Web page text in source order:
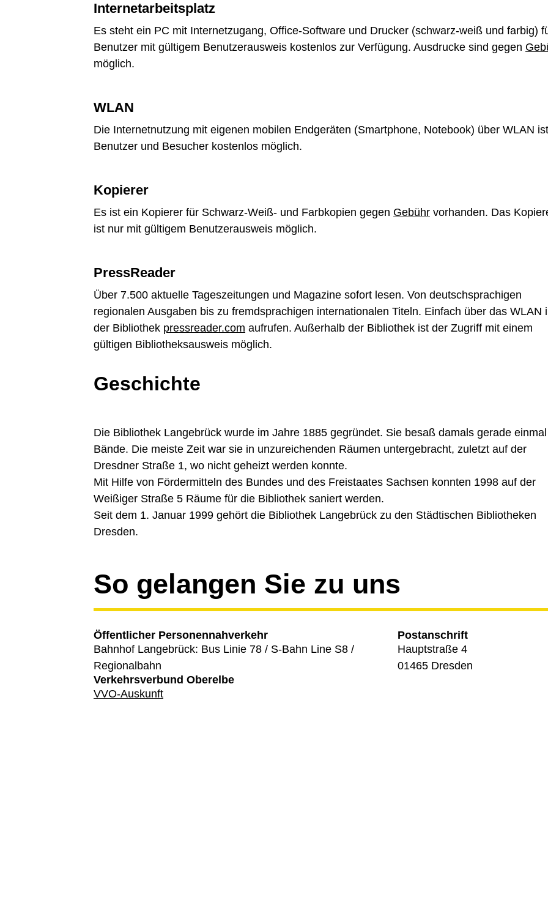
Internetarbeitsplatz
Es steht ein PC mit Internetzugang, Office-Software und Drucker (schwarz-weiß und farbig)
Benutzer mit gültigem Benutzerausweis kostenlos zur Verfügung. Ausdrucke sind gegen
möglich.
WLAN
Die Internetnutzung mit eigenen mobilen Endgeräten (Smartphone, Notebook) über WLAN
Benutzer und Besucher kostenlos möglich.
Kopierer
Es ist ein Kopierer für Schwarz-Weiß- und Farbkopien gegen Gebühr vorhanden. Das
ist nur mit gültigem Benutzerausweis möglich.
PressReader
Über 7.500 aktuelle Tageszeitungen und Magazine sofort lesen. Von deutschsprachigen
regionalen Ausgaben bis zu fremdsprachigen internationalen Titeln. Einfach über das WLAN
der Bibliothek pressreader.com aufrufen. Außerhalb der Bibliothek ist der Zugriff mit einem
gültigen Bibliotheksausweis möglich.
Geschichte
Die Bibliothek Langebrück wurde im Jahre 1885 gegründet. Sie besaß damals gerade
Bände. Die meiste Zeit war sie in unzureichenden Räumen untergebracht, zuletzt auf der
Dresdner Straße 1, wo nicht geheizt werden konnte.
Mit Hilfe von Fördermitteln des Bundes und des Freistaates Sachsen konnten 1998 auf der
Weißiger Straße 5 Räume für die Bibliothek saniert werden.
Seit dem 1. Januar 1999 gehört die Bibliothek Langebrück zu den Städtischen Bibliotheken
Dresden.
So gelangen Sie zu uns
Postanschrift
Hauptstraße 4
01465 Dresden
Öffentlicher Personennahverkehr
Bahnhof Langebrück: Bus Linie 78 / S-Bahn Line S8 /
Regionalbahn
Verkehrsverbund Oberelbe
VVO-Auskunft